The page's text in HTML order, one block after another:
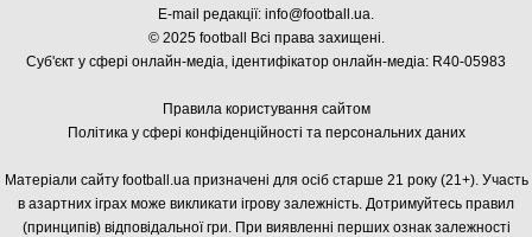
E-mail редакції: info@football.ua.
© 2025 football Всі права захищені.
Суб'єкт у сфері онлайн-медіа, ідентифікатор онлайн-медіа: R40-05983
Правила користування сайтом
Політика у сфері конфіденційності та персональних даних
Матеріали сайту football.ua призначені для осіб старше 21 року (21+). Участь
в азартних іграх може викликати ігрову залежність. Дотримуйтесь правил
(принципів) відповідальної гри. При виявленні перших ознак залежності